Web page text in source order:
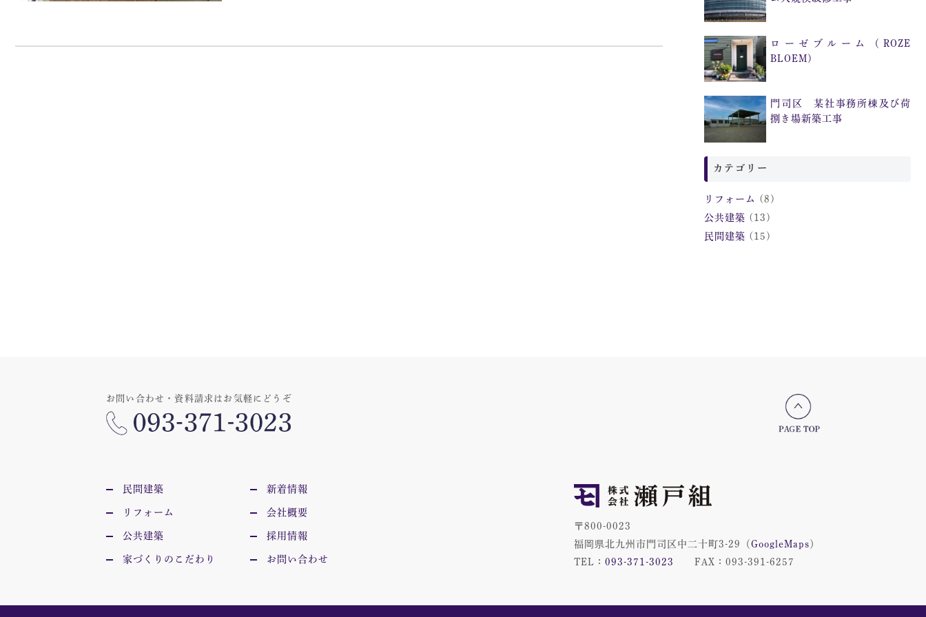
ローゼブルーム（ROZE
BLOEM)
門司区 某社事務所棟及び荷
捌き場新築工事
カテゴリー
リフォーム
(8)
公共建築 (13)
民間建築 (15)
お問い合わせ・資料請求はお気軽にどうぞ
民間建築
リフォーム
公共建築
家づくりのこだわり
新着情報
会社概要
採用情報
お問い合わせ
〒800-0023
福岡県北九州市門司区中二十町3-29
（ GoogleMaps ）
TEL： 093-371-3023 FAX：093-391-6257